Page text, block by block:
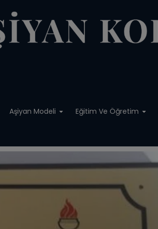
Aşiyan Modeli Eğitim Ve Öğretim